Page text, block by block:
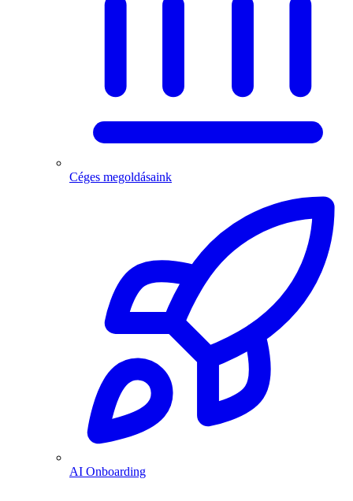
Céges megoldásaink
AI Onboarding